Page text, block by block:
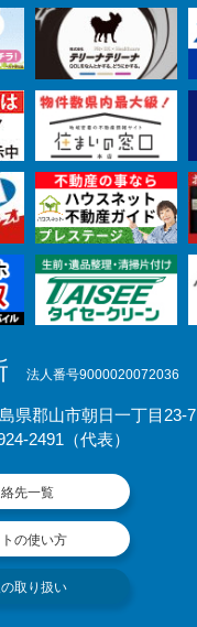
法人番号9000020072036
県郡山市朝日一丁目23-7
2491（代表）
先一覧
の使い方
取り扱い